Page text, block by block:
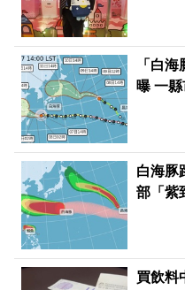
「白
曝 一
白海豚
部「紫
買飲料